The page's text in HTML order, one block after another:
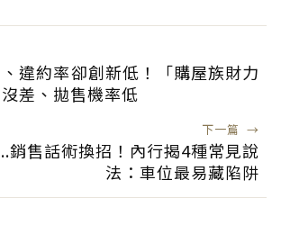
違約率卻創新低！「購屋族財力
差、拋售機率低
下一篇 →
銷售話術換招！內行揭4種常見說
法：車位最易藏陷阱